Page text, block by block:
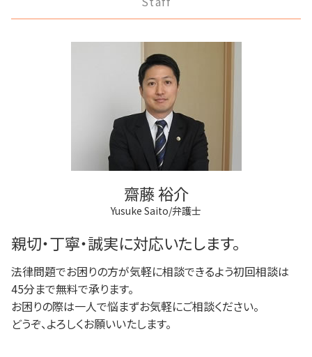
モラハラ 離婚したい
任意整理 流れ
家族信託 弁護士
成年後見制度 わかりやすく
任意後見制度 家族信託 違い
成年後見制度 手続き
任意後見制度 代理人
任意後見制度 申し立て
登記手続き 法人
不動産登記 義務化
商業登記 不動産登記 違い
稲城市 不動産トラブル
府中市 不動産トラブル
調布市 不動産トラブル
三鷹市 離婚 相談
三鷹市 借金問題
調布市 借金問題
齋藤 裕介
Yusuke Saito/弁護士
親切・丁寧・誠実に対応いたします。
法律問題でお困りの方が気軽に相談できるよう初回相談は
45分まで無料で承ります。
お困りの際は一人で悩まずお気軽にご相談ください。
どうぞ、よろしくお願いいたします。